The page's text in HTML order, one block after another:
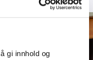
gi innhold og